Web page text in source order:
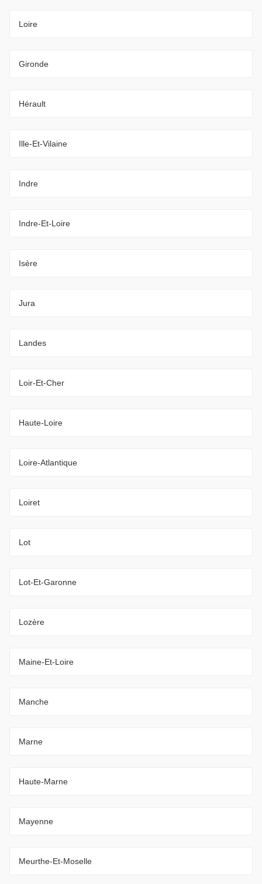
Loire
Gironde
Hérault
Ille-Et-Vilaine
Indre
Indre-Et-Loire
Isère
Jura
Landes
Loir-Et-Cher
Haute-Loire
Loire-Atlantique
Loiret
Lot
Lot-Et-Garonne
Lozère
Maine-Et-Loire
Manche
Marne
Haute-Marne
Mayenne
Meurthe-Et-Moselle